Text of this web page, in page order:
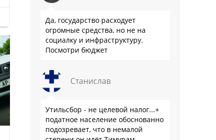
Да, государство расходует
огромные средства, но не на
социалку и инфраструктуру.
Посмотри бюджет
Станислав
Утильсбор - не целевой налог...+
податное население обоснованно
подозревает, что в немалой